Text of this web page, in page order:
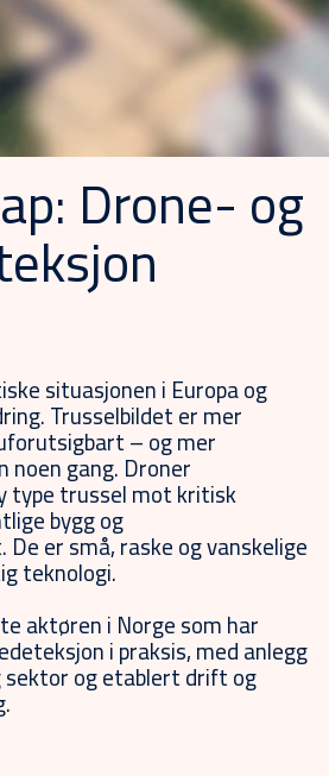
Drone- og
situasjonen i Europa og
Trusselbildet er mer
– og mer
gang. Droner
type trussel mot kritisk
bygg og
er små, raske og vanskelige
teknologi.
aktøren i Norge som har
i praksis, med anlegg
og etablert drift og